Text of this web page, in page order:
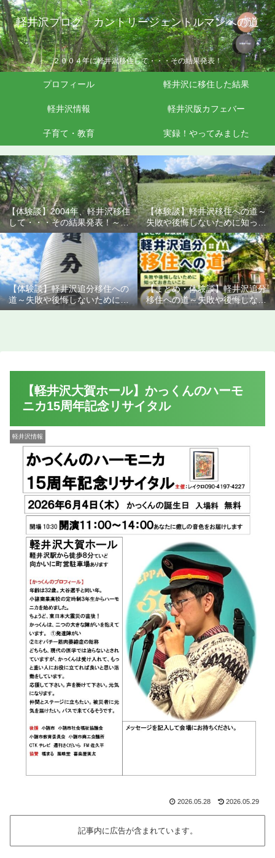
軽井沢ブログ カントリージェントルマンへの道
２００４年に軽井沢移住して・・・その結果発表！
プロフィール 軽井沢に移住した結果
軽井沢情報 軽井沢版カフェバー
子育て・教育 実録！やってみました
【体験談】2004年、軽井沢移住
して・・・その結果発表！～失
敗や後悔しないために知ってお
きたいこと
【体験談】軽井沢移住への道～
失敗や後悔しないために知って
おきたいこと
【体験談】軽井沢追分移住への
道～失敗や後悔しないために知
っておきたいこと
【まとめ・体験談】軽井沢追分
移住への道～失敗や後悔しない
ために知っておきたいこと
【軽井沢大賀ホール】かっくんのハーモ
ニカ15周年記念リサイタル
軽井沢情報
2026.05.28 2026.05.29
記事内に広告が含まれています。